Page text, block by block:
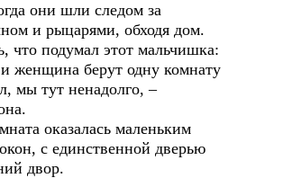
они шли следом за
и рыцарями, обходя дом.
что подумал этот мальчишка:
женщина берут одну комнату
мы тут ненадолго, –
оказалась маленьким
с единственной дверью
двор.